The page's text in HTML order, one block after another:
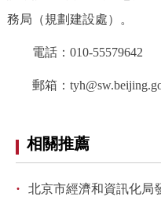
政務服務
個人服務
務局（規劃建設處）。
電話：010-55579642
郵箱：
相關推薦
· 北京市經濟和資訊化局